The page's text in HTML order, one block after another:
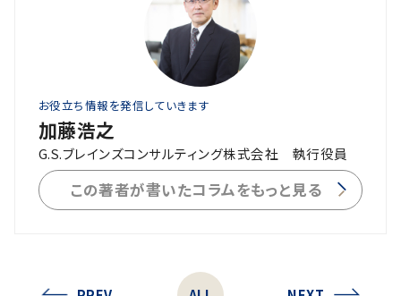
お役立ち情報を発信していきます
加藤浩之
G.S.ブレインズコンサルティング株式会社 執行役員
この著者が書いたコラムをもっと見る